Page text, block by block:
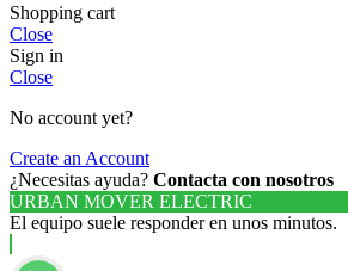
Shopping cart
Close
Sign in
Close
No account yet?
Create an Account
¿Necesitas ayuda? Contacta con nosotros
URBAN MOVER ELECTRIC
El equipo suele responder en unos minutos.